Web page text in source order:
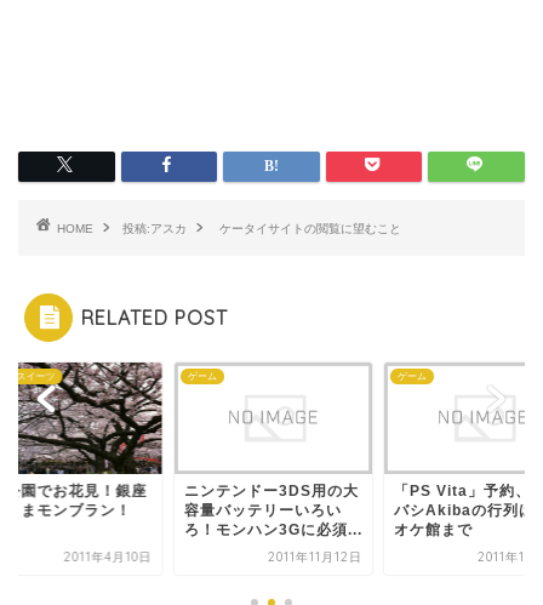
HOME 投稿:アスカ ケータイサイトの閲覧に望むこと
RELATED POST
・スイーツ
公園でお花見！銀座
うまモンブラン！
2011年4月10日
ゲーム
ニンテンドー3DS用の大
容量バッテリーいろい
ろ！モンハン3Gに必須...
2011年11月12日
ゲーム
「PS Vita」予約、
バシAkibaの行列は
オケ館まで
2011年10